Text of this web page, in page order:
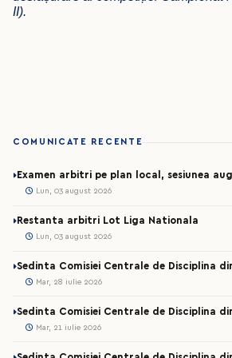
II).
COMUNICATE RECENTE
Examen arbitri pe plan local, sesiunea
Lun, 03 august 2026
Restanta arbitri Lot Liga Nationala
Lun, 03 august 2026
Sedinta Comisiei Centrale de Disciplina
Mar, 28 iulie 2026
Sedinta Comisiei Centrale de Disciplina
Mar, 21 iulie 2026